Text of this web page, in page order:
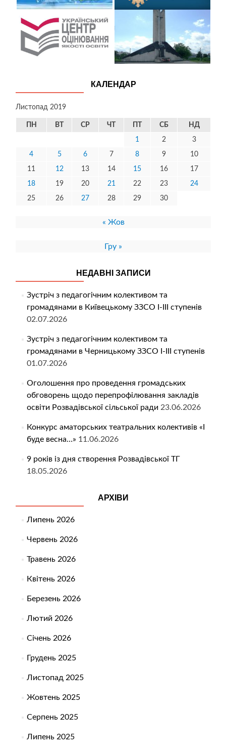
КАЛЕНДАР
Листопад 2019
ПН ВТ СР ЧТ СБ НД
1 2 3
4 5 6 7 8 9 10
11 12 13 14 15 16 17
18 19 20 21 22 23 24
25 26 27 28 29 30
« Жов
Гру »
НЕДАВНІ ЗАПИСИ
Зустріч з педагогічним колективом та
громадянами в Київецькому ЗЗСО І-ІІІ ступенів
02.07.2026
Зустріч з педагогічним колективом та
громадянами в Черницькому ЗЗСО І-ІІІ ступенів
01.07.2026
Оголошення про проведення громадських
обговорень щодо перепрофілювання закладів
освіти Розвадівської сільської ради 23.06.2026
Конкурс аматорських театральних колективів «І
буде весна…» 11.06.2026
9 років із дня створення Розвадівської ТГ
18.05.2026
АРХІВИ
Липень 2026
Червень 2026
Травень 2026
Квітень 2026
Березень 2026
Лютий 2026
Січень 2026
Грудень 2025
Листопад 2025
Жовтень 2025
Серпень 2025
Липень 2025